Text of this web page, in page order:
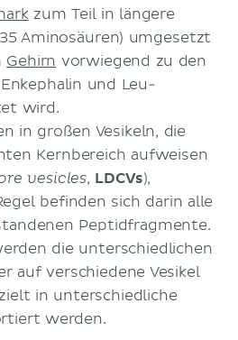
zum Teil in längere
Aminosäuren) umgesetzt
Gehirn vorwiegend zu den
und Leu-
wird.
in großen Vesikeln, die
Kernbereich aufweisen
vesicles, LDCVs),
befinden sich darin alle
Peptidfragmente.
die unterschiedlichen
auf verschiedene Vesikel
in unterschiedliche
werden.